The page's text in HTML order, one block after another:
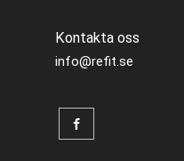
Kontakta oss
info@refit.se